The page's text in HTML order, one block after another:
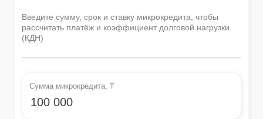
Введите сумму, срок и ставку микрокредита, чтобы
рассчитать платёж и коэффициент долговой нагрузки
(КДН)
Сумма микрокредита, ₸